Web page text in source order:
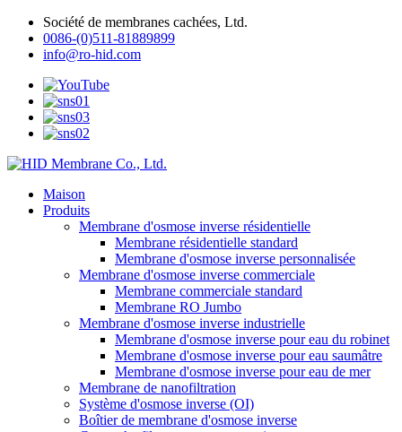
Société de membranes cachées, Ltd.
0086-(0)511-81889899
info@ro-hid.com
Maison
Produits
Membrane d'osmose inverse résidentielle
Membrane résidentielle standard
Membrane d'osmose inverse personnalisée
Membrane d'osmose inverse commerciale
Membrane commerciale standard
Membrane RO Jumbo
Membrane d'osmose inverse industrielle
Membrane d'osmose inverse pour eau du robinet
Membrane d'osmose inverse pour eau saumâtre
Membrane d'osmose inverse pour eau de mer
Membrane de nanofiltration
Système d'osmose inverse (OI)
Boîtier de membrane d'osmose inverse